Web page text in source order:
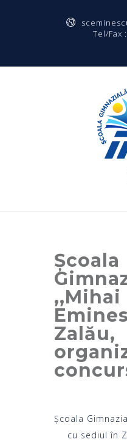
Tel/Fax
Școala
,,Mihai
Zalău,
Școala
cu sediul în